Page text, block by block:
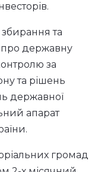
та
про державну
за
та рішень
державної
апарат
громад